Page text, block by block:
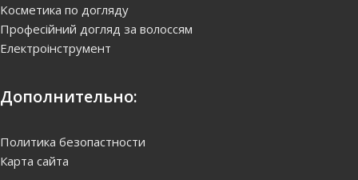
Kосметика по догляду
Професійний догляд за волоссям
Електроінструмент
Дополнительно:
Политика безопастности
Карта сайта